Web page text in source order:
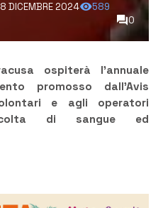
DICEMBRE 2024
589
0
ospiterà l’annuale
promosso dall’Avis
e agli operatori
di sangue ed